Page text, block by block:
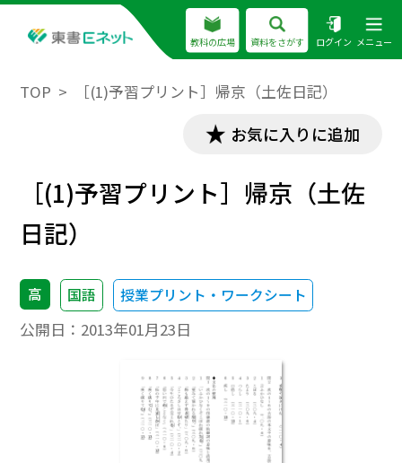
教科の広場 資料をさがす ログイン メニュー
TOP ［(1)予習プリント］帰京（土佐日記）
お気に入りに追加
［(1)予習プリント］帰京（土佐
日記）
高 国語 授業プリント・ワークシート
公開日： 2013年01月23日